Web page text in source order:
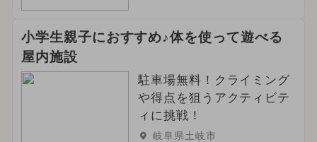
小学生親子におすすめ♪体を使って遊べる
屋内施設
駐車場無料！クライミング
や得点を狙うアクティビテ
ィに挑戦！
岐阜県土岐市